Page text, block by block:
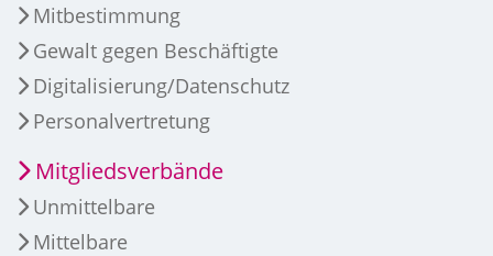
Mitbestimmung
Gewalt gegen Beschäftigte
Digitalisierung/Datenschutz
Personalvertretung
Mitgliedsverbände
Unmittelbare
Mittelbare